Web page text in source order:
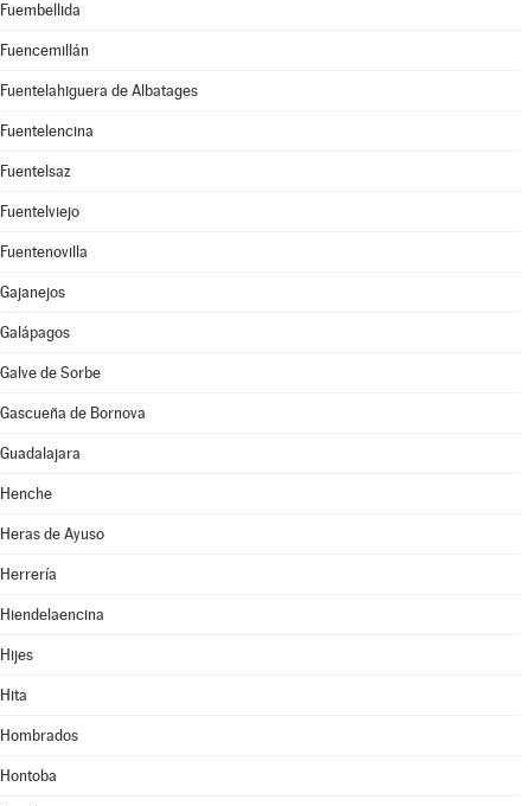
Fuembellida
Fuencemillán
Fuentelahiguera de Albatages
Fuentelencina
Fuentelsaz
Fuentelviejo
Fuentenovilla
Gajanejos
Galápagos
Galve de Sorbe
Gascueña de Bornova
Guadalajara
Henche
Heras de Ayuso
Herrería
Hiendelaencina
Hijes
Hita
Hombrados
Hontoba